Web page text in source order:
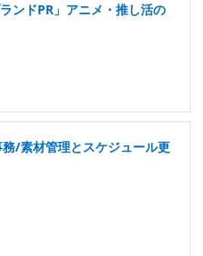
ンドPR」アニメ・推し活の
/素材管理とスケジュール更